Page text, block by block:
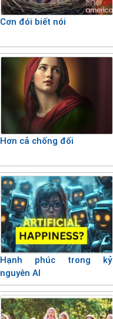
Cơn đói biết nói
Hơn cả chống đối
Hạnh phúc trong kỷ
nguyên AI